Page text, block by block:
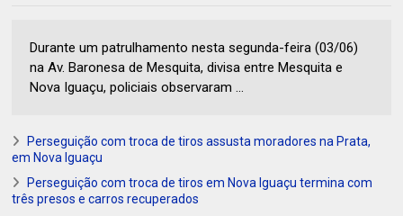
Durante um patrulhamento nesta segunda-feira (03/06)
na Av. Baronesa de Mesquita, divisa entre Mesquita e
Nova Iguaçu, policiais observaram ...
Perseguição com troca de tiros assusta moradores na Prata,
em Nova Iguaçu
Perseguição com troca de tiros em Nova Iguaçu termina com
três presos e carros recuperados